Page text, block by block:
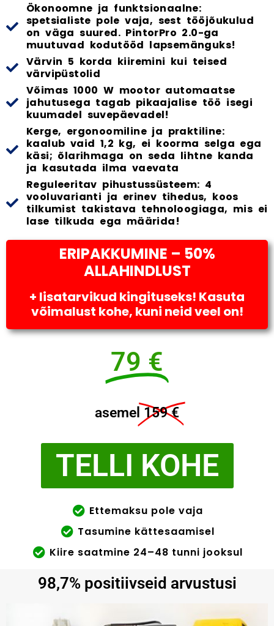
Ökonoomne ja funktsionaalne:
spetsialiste pole vaja, sest tööjõukulud
on väga suured. PintorPro 2.0-ga
muutuvad kodutööd lapsemänguks!
Värvin 5 korda kiiremini kui teised
värvipüstolid
Võimas 1000 W mootor automaatse
jahutusega tagab pikaajalise töö isegi
kuumadel suvepäevadel!
Kerge, ergonoomiline ja praktiline:
kaalub vaid 1,2 kg, ei koorma selga ega
käsi; õlarihmaga on seda lihtne kanda
ja kasutada ilma vaevata
Reguleeritav pihustussüsteem: 4
vooluvarianti ja erinev tihedus, koos
tilkumist takistava tehnoloogiaga, mis ei
lase tilkuda ega määrida!
ERIPAKKUMINE – 50%
ALLAHINDLUST
+ lisatarvikud kingituseks! Kasuta
võimalust kohe, kuni neid veel on!
79 €
asemel 159 €
TELLI KOHE
Ettemaksu pole vaja
Tasumine kättesaamisel
Kiire saatmine 24–48 tunni jooksul
98,7% positiivseid arvustusi